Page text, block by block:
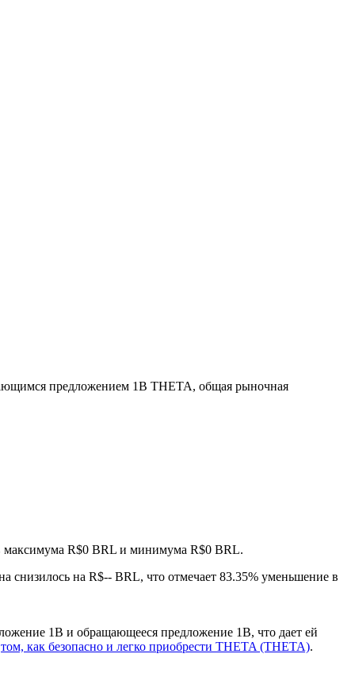
предложением 1B THETA, общая рыночная
максимума R$0 BRL и минимума R$0 BRL.
снизилось на R$-- BRL, что отмечает 83.35% уменьшение в
1B и обращающееся предложение 1B, что дает ей
том, как безопасно и легко приобрести THETA (THETA).